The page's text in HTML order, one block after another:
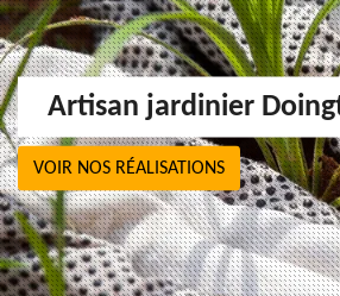
Artisan jardinier
VOIR NOS RÉALISATIONS